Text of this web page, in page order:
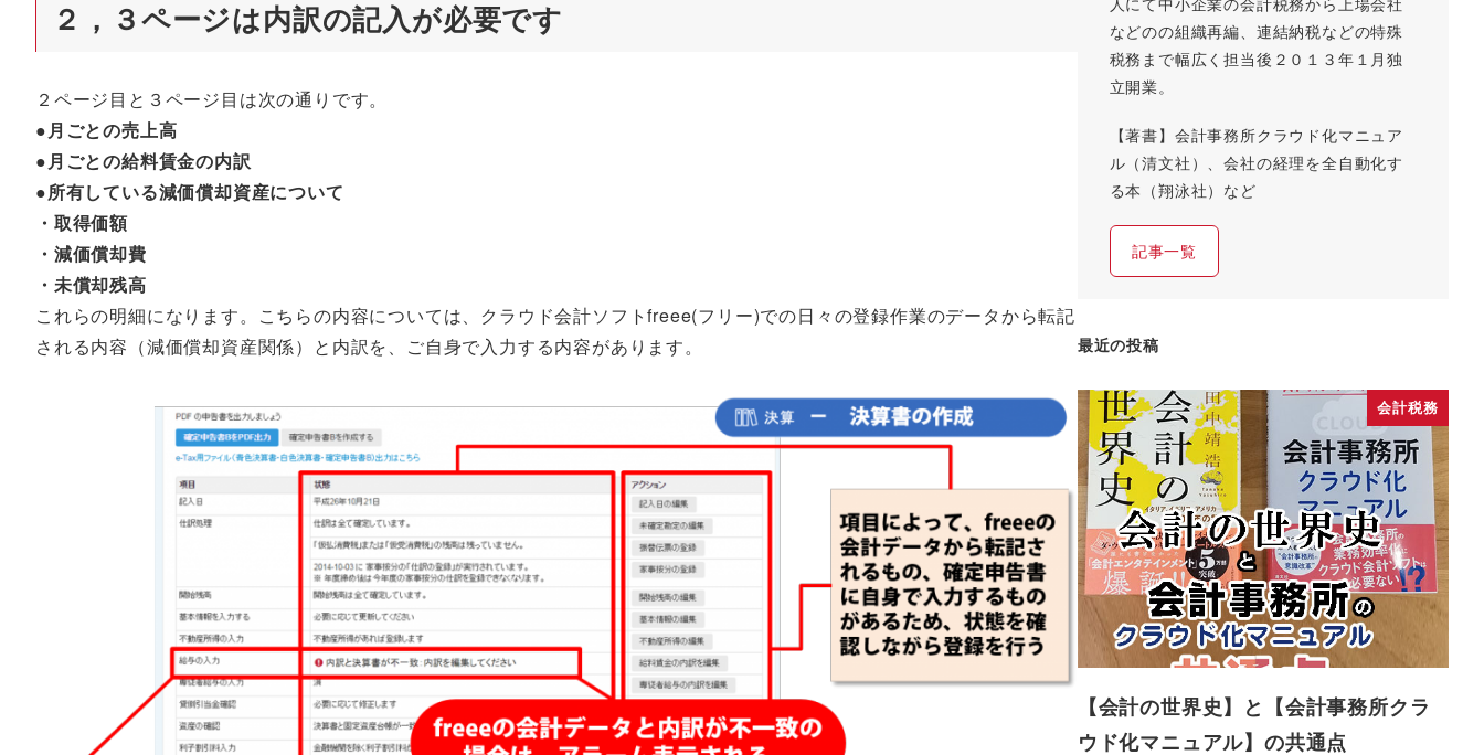
２，３ページは内訳の記入が必要です
２ページ目と３ページ目は次の通りです。
●月ごとの売上高
●月ごとの給料賃金の内訳
●所有している減価償却資産について
・取得価額
・減価償却費
・未償却残高
これらの明細になります。こちらの内容については、クラウド会計ソフトfreee(フリー)での日々の登録作業のデータから転記
される内容（減価償却資産関係）と内訳を、ご自身で入力する内容があります。
などのの組織再編、連結納税などの特殊
税務まで幅広く担当後２０１３年１月独
立開業。
【著書】会計事務所クラウド化マニュア
ル（清文社）、会社の経理を全自動化す
る本（翔泳社）など
記事一覧
最近の投稿
会計税務
【会計の世界史】と【会計事務所クラ
ウド化マニュアル】の共通点